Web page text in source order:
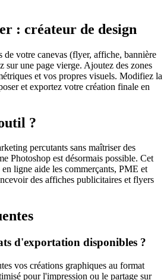
: créateur de design
de votre canevas (flyer, affiche, bannière
sur une page vierge. Ajoutez des zones
et vos propres visuels. Modifiez la
et exportez votre création finale en
?
percutants sans maîtriser des
Photoshop est désormais possible. Cet
ligne aide les commerçants, PME et
des affiches publicitaires et flyers
d'exportation disponibles ?
vos créations graphiques au format
pour l'impression ou le partage sur